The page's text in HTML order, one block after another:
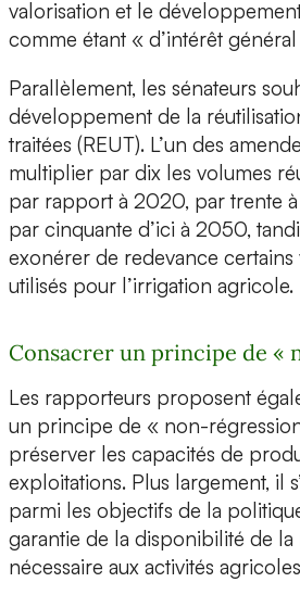
valorisation et le
comme étant « d’intérêt
Parallèlement, les sénateurs
développement de la
traitées (REUT). L’un des
multiplier par dix les volumes
par rapport à 2020, par trente
par cinquante d’ici à 2050,
exonérer de redevance certains
utilisés pour l’irrigation agricole.
Consacrer un principe de «
Les rapporteurs proposent
un principe de « non-
préserver les capacités de
exploitations. Plus largement, il
parmi les objectifs de la
garantie de la disponibilité de la
nécessaire aux activités